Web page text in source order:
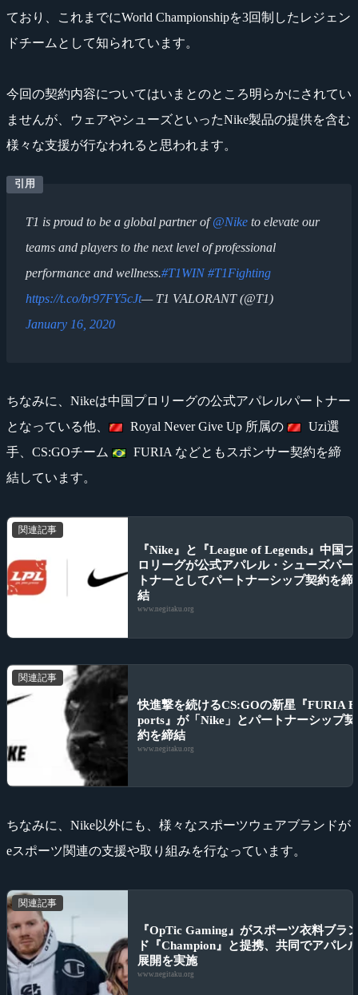
ており、これまでにWorld Championshipを3回制したレジェン
ドチームとして知られています。
今回の契約内容についてはいまとのところ明らかにされてい
ませんが、ウェアやシューズといったNike製品の提供を含む
様々な支援が行なわれると思われます。
T1 is proud to be a global partner of@Nike to elevate our
teams and players to the next level of professional
performance and wellness.#T1WIN #T1Fighting
https://t.co/br97FY5cJt— T1 VALORANT (@T1)
January 16, 2020
ちなみに、Nikeは中国プロリーグの公式アパレルパートナー
となっている他、
Royal Never Give Up 所属の
Uzi選
手、CS:GOチーム
FURIA などともスポンサー契約を締
結しています。
関連記事
『Nike』と『League of Legends』中国プ
ロリーグが公式アパレル・シューズパー
トナーとしてパートナーシップ契約を締
結
www.negitaku.org
関連記事
快進撃を続けるCS:GOの新星『FURIA
ports』が「Nike」とパートナーシップ契
約を締結
www.negitaku.org
ちなみに、Nike以外にも、様々なスポーツウェアブランドが
eスポーツ関連の支援や取り組みを行なっています。
関連記事
『OpTic Gaming』がスポーツ衣料ブラ
ド『Champion』と提携、共同でアパレ
展開を実施
www.negitaku.org